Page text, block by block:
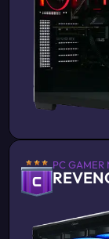
PC GAMER